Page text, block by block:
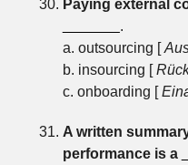
Paying external
.
a. outsourcing [
b. insourcing [
c. onboarding [
A written
performance is a